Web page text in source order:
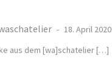
18. April 2020
aus dem [wa]schatelier […]